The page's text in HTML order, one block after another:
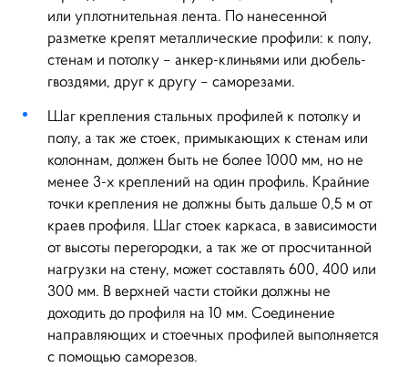
или уплотнительная лента. По нанесенной
разметке крепят металлические профили: к полу,
стенам и потолку – анкер-клиньями или дюбель-
гвоздями, друг к другу – саморезами.
Шаг крепления стальных профилей к потолку и
полу, а так же стоек, примыкающих к стенам или
колоннам, должен быть не более 1000 мм, но не
менее 3-х креплений на один профиль. Крайние
точки крепления не должны быть дальше 0,5 м от
краев профиля. Шаг стоек каркаса, в зависимости
от высоты перегородки, а так же от просчитанной
нагрузки на стену, может составлять 600, 400 или
300 мм. В верхней части стойки должны не
доходить до профиля на 10 мм. Соединение
направляющих и стоечных профилей выполняется
с помощью саморезов.